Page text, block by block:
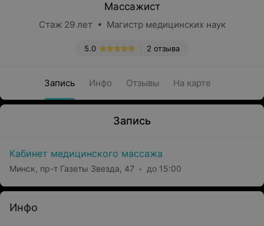
Массажист
Стаж 29 лет • Магистр медицинских наук
2 отзыва
5.0
Запись Инфо Отзывы На карте
Запись
Кабинет медицинского массажа
Минск, пр-т Газеты Звезда, 47 до 15:00
Инфо